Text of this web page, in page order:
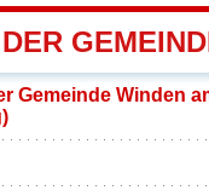
Gemeinde Winden